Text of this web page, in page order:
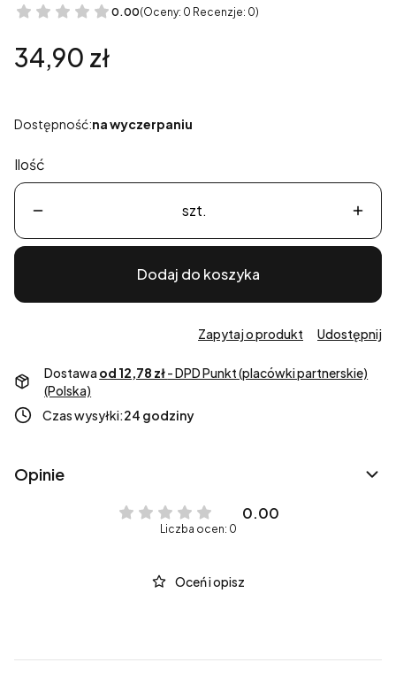
0.00(Oceny: 0 Recenzje: 0)
Cena
34,90 zł
Dostępność:na wyczerpaniu
Ilość
szt.
Dodaj do koszyka
Zapytaj o produkt Udostępnij
Dostawa od 12,78 zł- DPD Punkt (placówki partnerskie)
(Polska)
Czas wysyłki:24 godziny
Opinie
0.00
Liczba ocen: 0
Oceń i opisz